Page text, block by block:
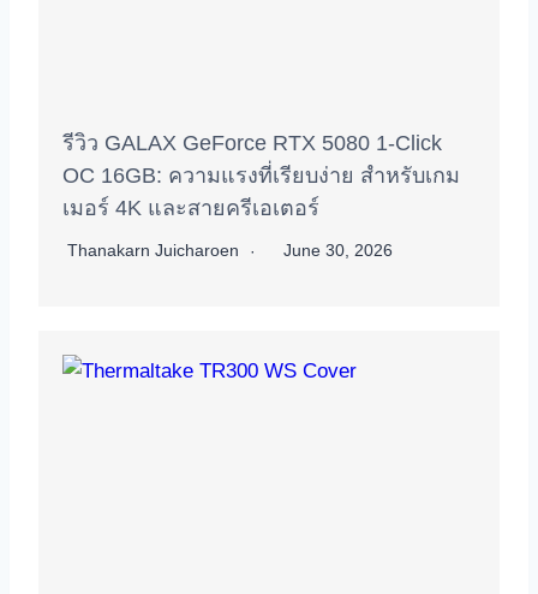
รีวิว GALAX GeForce RTX 5080 1-Click
OC 16GB: ความแรงที่เรียบง่าย สำหรับเกม
เมอร์ 4K และสายครีเอเตอร์
Thanakarn Juicharoen June 30, 2026